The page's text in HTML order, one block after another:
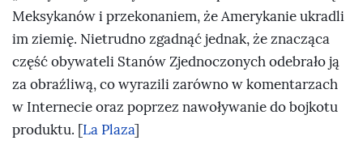
Meksykanów i przekonaniem, że Amerykanie ukradli
im ziemię. Nietrudno zgadnąć jednak, że znacząca
część obywateli Stanów Zjednoczonych odebrało ją
za obraźliwą, co wyrazili zarówno w komentarzach
w Internecie oraz poprzez nawoływanie do bojkotu
produktu. [La Plaza]